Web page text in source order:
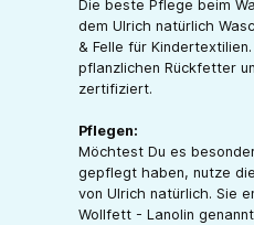
Die beste Pflege beim
dem Ulrich natürlich
& Felle für
pflanzlichen Rückfetter
zertifiziert.
Pflegen:
Möchtest Du es
gepflegt haben, nutze
von Ulrich natürlich. Sie
Wollfett - Lanolin